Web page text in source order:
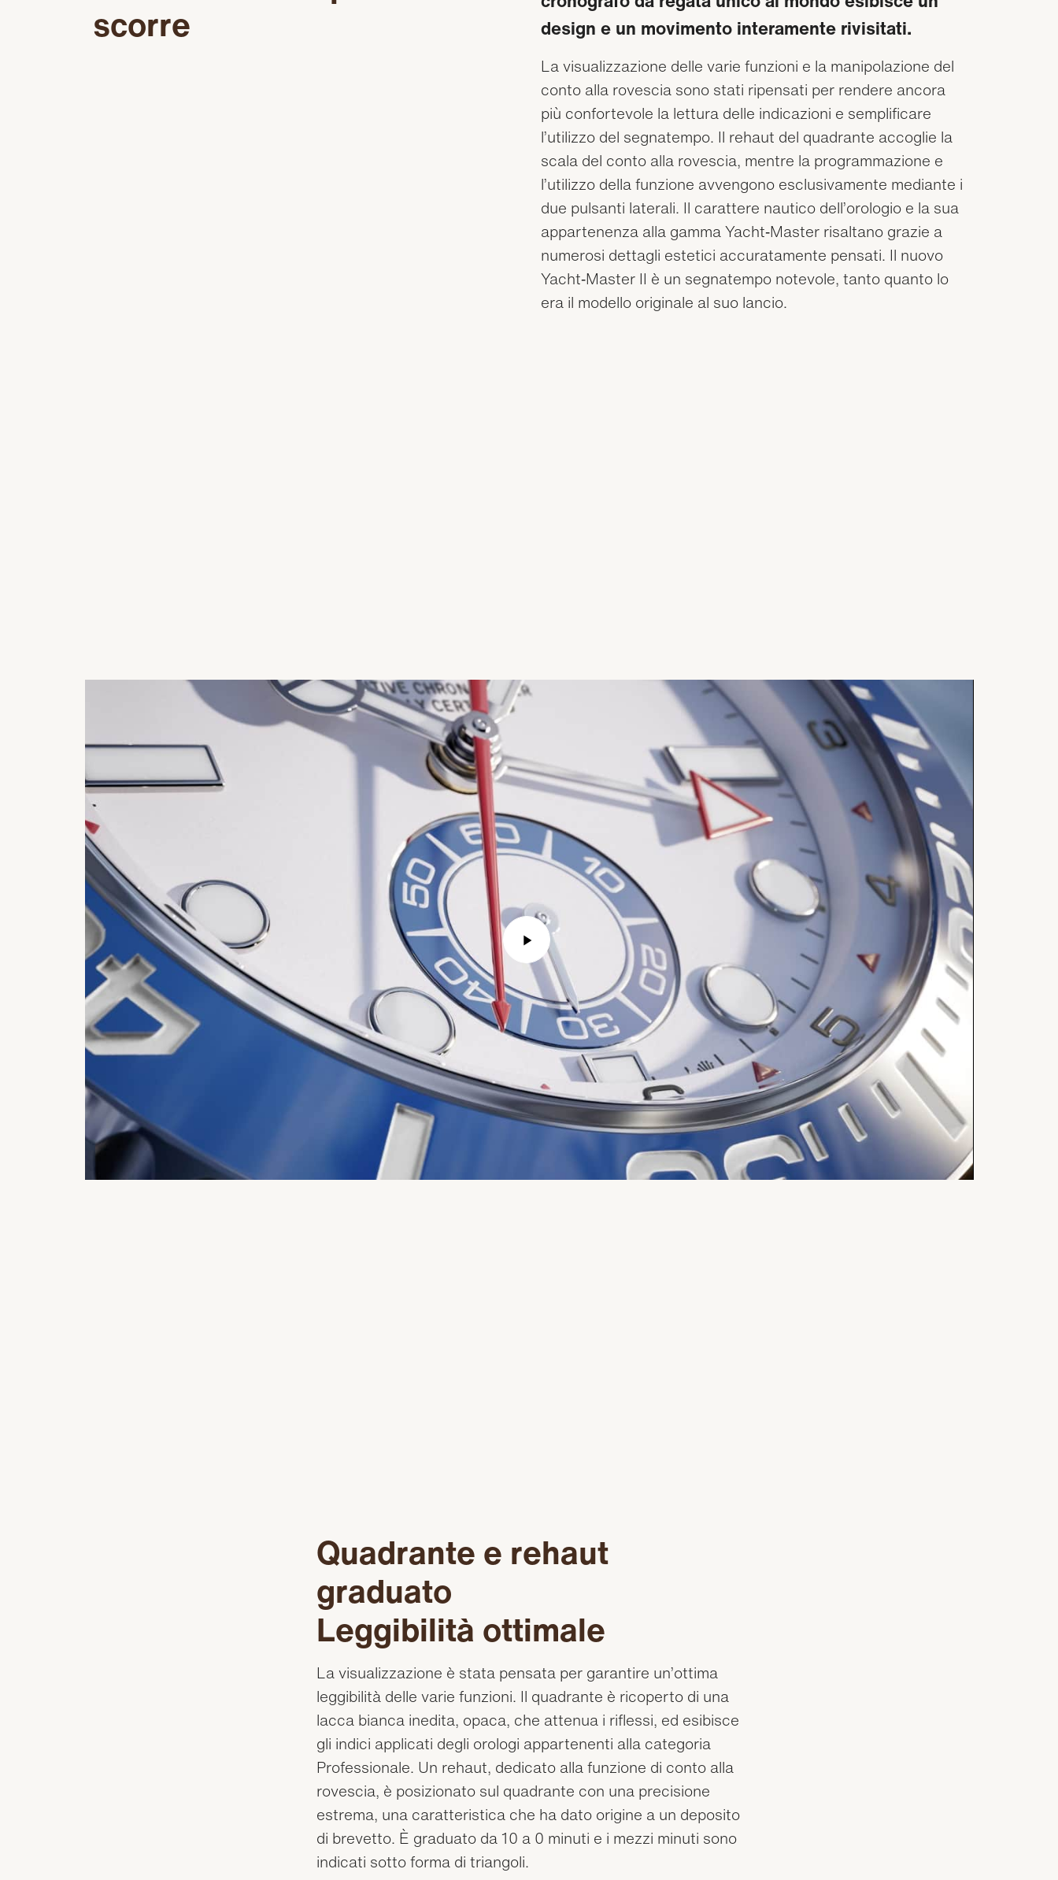
scorre
design e un movimento interamente rivisitati.
La visualizzazione delle varie funzioni e la manipolazione del
conto alla rovescia sono stati ripensati per rendere ancora
più confortevole la lettura delle indicazioni e semplificare
l’utilizzo del segnatempo. Il rehaut del quadrante accoglie la
scala del conto alla rovescia, mentre la programmazione e
l’utilizzo della funzione avvengono esclusivamente mediante i
due pulsanti laterali. Il carattere nautico dell’orologio e la sua
appartenenza alla gamma Yacht‑Master risaltano grazie a
numerosi dettagli estetici accuratamente pensati. Il nuovo
Yacht‑Master II è un segnatempo notevole, tanto quanto lo
era il modello originale al suo lancio.
Play
Video
Quadrante e rehaut
graduato
Leggibilità ottimale
La visualizzazione è stata pensata per garantire un’ottima
leggibilità delle varie funzioni. Il quadrante è ricoperto di una
lacca bianca inedita, opaca, che attenua i riflessi, ed esibisce
gli indici applicati degli orologi appartenenti alla categoria
Professionale. Un rehaut, dedicato alla funzione di conto alla
rovescia, è posizionato sul quadrante con una precisione
estrema, una caratteristica che ha dato origine a un deposito
di brevetto. È graduato da 10 a 0 minuti e i mezzi minuti sono
indicati sotto forma di triangoli.